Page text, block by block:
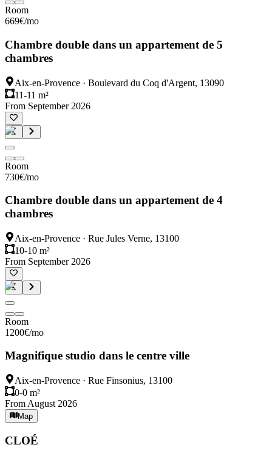
Room
669€/mo
Chambre double dans un appartement de 5
chambres
Aix-en-Provence · Boulevard du Coq d'Argent, 13090
11-11 m²
From September 2026
Room
730€/mo
Chambre double dans un appartement de 4
chambres
Aix-en-Provence · Rue Jules Verne, 13100
10-10 m²
From September 2026
Room
1200€/mo
Magnifique studio dans le centre ville
Aix-en-Provence · Rue Finsonius, 13100
0-0 m²
From August 2026
Map
CLOÉ